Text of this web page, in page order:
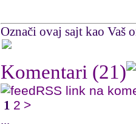
Označi ovaj sajt kao Vaš
Komentari (21)
RSS link na
1 2 >
...